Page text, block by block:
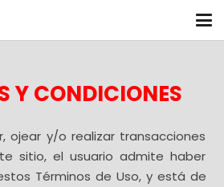
Y CONDICIONES
ojear y/o realizar transacciones
sitio, el usuario admite haber
Términos de Uso, y está de